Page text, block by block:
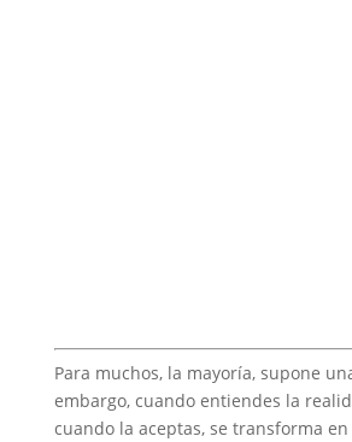
Para muchos, la mayoría, supone
embargo, cuando entiendes la
cuando la aceptas, se transforma